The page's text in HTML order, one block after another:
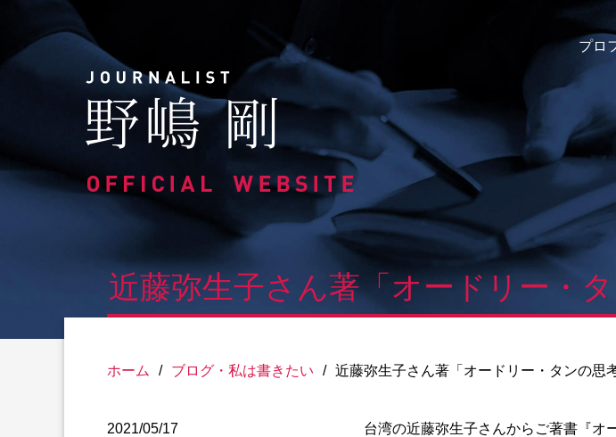
content
プロ
近藤弥生子さん著「オードリー・
ホーム / ブログ・私は書きたい / 近藤弥生子さん著「オードリー・タンの思
2021/05/17
台湾の近藤弥生子さんからご著書『